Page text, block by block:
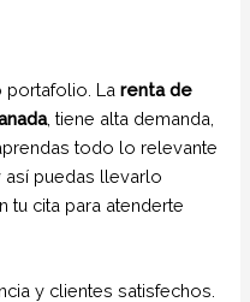
portafolio. Larenta de
, tiene alta demanda,
todo lo relevante
puedas llevarlo
tu cita para atenderte
y clientes satisfechos.